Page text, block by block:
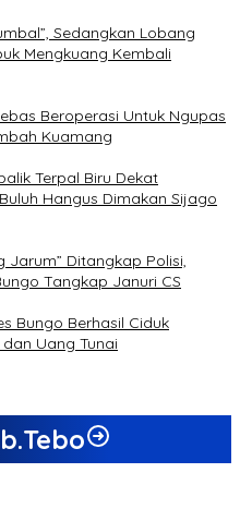
Sedangkan Lobang
Mengkuang Kembali
Beroperasi Untuk Ngupas
Kuamang
Terpal Biru Dekat
Hangus Dimakan Sijago
Jarum” Ditangkap Polisi,
Tangkap Januri CS
Bungo Berhasil Ciduk
Uang Tunai